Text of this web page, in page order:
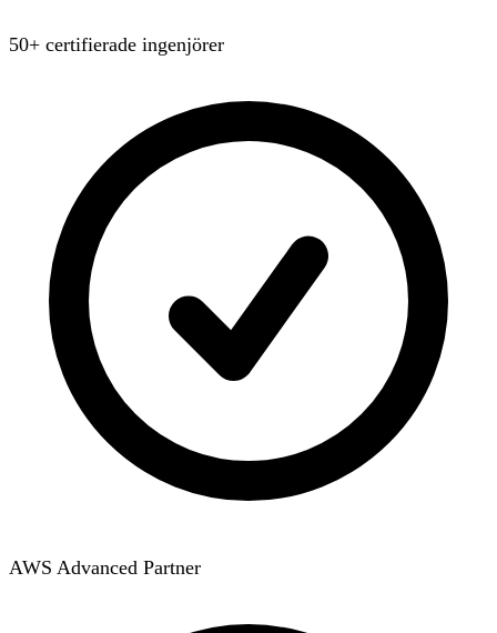
50+ certifierade ingenjörer
AWS Advanced Partner